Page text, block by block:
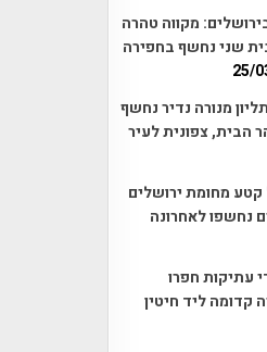
מקווה טהרה
שני נחשף בחפירה
25/
מנורה נדיר נחשף
הבית, צפונית לעיר
מחומת ירושלים
נחשפו לאחרונה
עתיקות חפרו
קדומה ליד חיטין